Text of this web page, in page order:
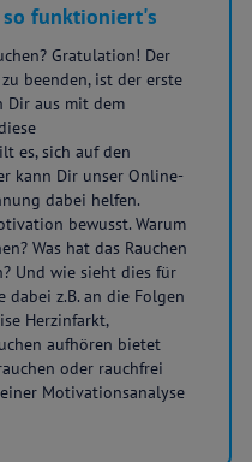
so funktioniert's
Gratulation! Der
beenden, ist der erste
Dir aus mit dem
es, sich auf den
kann Dir unser Online-
dabei helfen.
bewusst. Warum
Was hat das Rauchen
Und wie sieht dies für
dabei z.B. an die Folgen
Herzinfarkt,
aufhören bietet
oder rauchfrei
Motivationsanalyse